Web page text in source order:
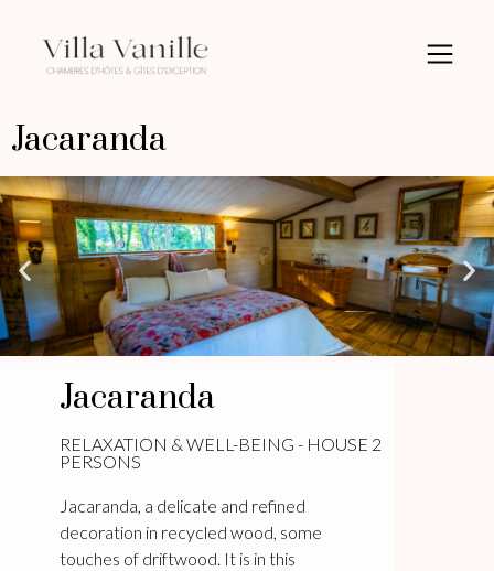
Jacaranda
Jacaranda
RELAXATION & WELL-BEING - HOUSE 2
PERSONS
Jacaranda, a delicate and refined
decoration in recycled wood, some
touches of driftwood. It is in this